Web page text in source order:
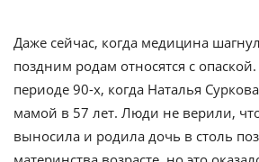
Даже сейчас, когда медицина
поздним родам относятся с
периоде 90-х, когда Наталья
мамой в 57 лет. Люди не верили,
выносила и родила дочь в столь